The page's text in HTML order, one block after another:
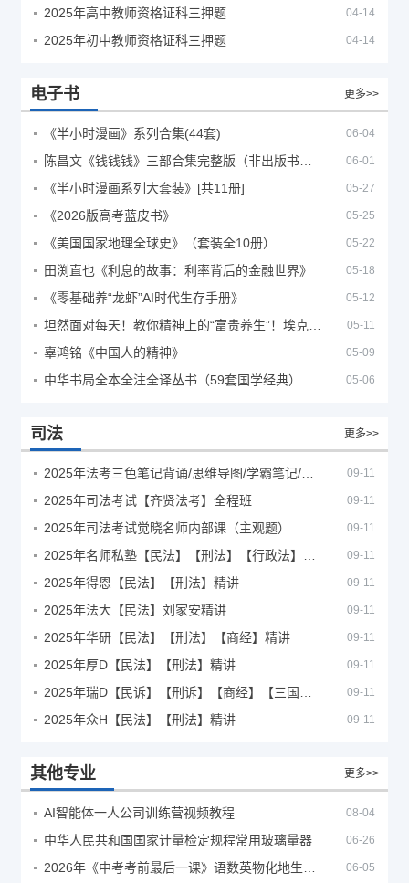
2025年高中教师资格证科三押题 04-14
2025年初中教师资格证科三押题 04-14
电子书 更多>>
《半小时漫画》系列合集(44套) 06-04
06-01
《半小时漫画系列大套装》[共11册] 05-27
《2026版高考蓝皮书》 05-25
《美国国家地理全球史》（套装全10册） 05-22
田渕直也《利息的故事：利率背后的金融世界》 05-18
《零基础养“龙虾”AI时代生存手册》 05-12
05-11
辜鸿铭《中国人的精神》 05-09
中华书局全本全注全译丛书（59套国学经典） 05-06
司法 更多>>
09-11
2025年司法考试【齐贤法考】全程班 09-11
2025年司法考试觉晓名师内部课（主观题） 09-11
09-11
2025年得恩【民法】【刑法】精讲 09-11
2025年法大【民法】刘家安精讲 09-11
2025年华研【民法】【刑法】【商经】精讲 09-11
2025年厚D【民法】【刑法】精讲 09-11
09-11
2025年众H【民法】【刑法】精讲 09-11
其他专业 更多>>
AI智能体一人公司训练营视频教程 08-04
中华人民共和国国家计量检定规程常用玻璃量器 06-26
06-05